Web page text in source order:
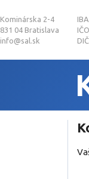
Kominárska 2-4
831 04 Bratislava
info@sal.sk